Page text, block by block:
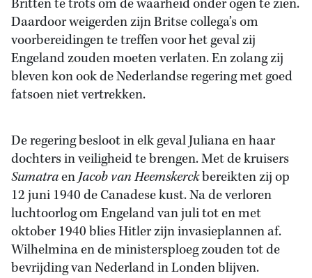
Britten te trots om de waarheid onder ogen te zien.
Daardoor weigerden zijn Britse collega’s om
voorbereidingen te treffen voor het geval zij
Engeland zouden moeten verlaten. En zolang zij
bleven kon ook de Nederlandse regering met goed
fatsoen niet vertrekken.
De regering besloot in elk geval Juliana en haar
dochters in veiligheid te brengen. Met de kruisers
SumatraenJacob van Heemskerckbereikten zij op
12 juni 1940 de Canadese kust. Na de verloren
luchtoorlog om Engeland van juli tot en met
oktober 1940 blies Hitler zijn invasieplannen af.
Wilhelmina en de ministersploeg zouden tot de
bevrijding van Nederland in Londen blijven.